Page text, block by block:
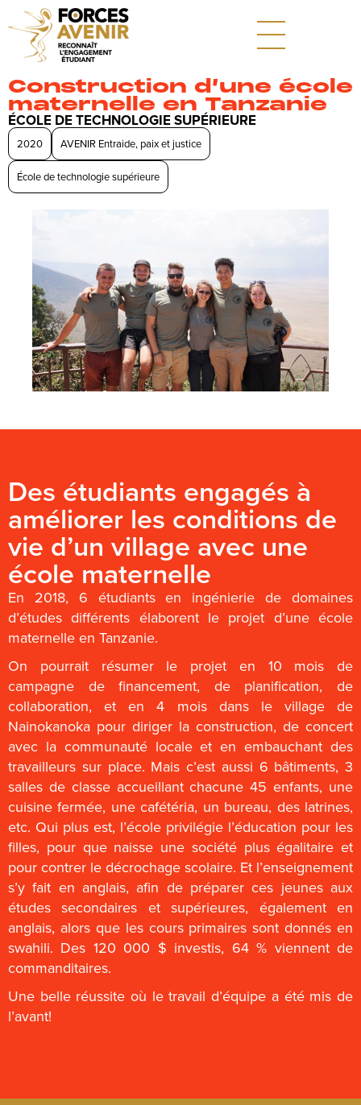
Construction d’une école
maternelle en Tanzanie
ÉCOLE DE TECHNOLOGIE SUPÉRIEURE
2020 AVENIR Entraide, paix et justice
École de technologie supérieure
Des étudiants engagés à
améliorer les conditions de
vie d’un village avec une
école maternelle
En 2018, 6 étudiants en ingénierie de domaines
d’études différents élaborent le projet d’une école
maternelle en Tanzanie.
On pourrait résumer le projet en 10 mois de
campagne de financement, de planification, de
collaboration, et en 4 mois dans le village de
Nainokanoka pour diriger la construction, de concert
avec la communauté locale et en embauchant des
travailleurs sur place. Mais c’est aussi 6 bâtiments, 3
salles de classe accueillant chacune 45 enfants, une
cuisine fermée, une cafétéria, un bureau, des latrines,
etc. Qui plus est, l’école privilégie l’éducation pour les
filles, pour que naisse une société plus égalitaire et
pour contrer le décrochage scolaire. Et l’enseignement
s’y fait en anglais, afin de préparer ces jeunes aux
études secondaires et supérieures, également en
anglais, alors que les cours primaires sont donnés en
swahili. Des 120 000 $ investis, 64 % viennent de
commanditaires.
Une belle réussite où le travail d’équipe a été mis de
l’avant!